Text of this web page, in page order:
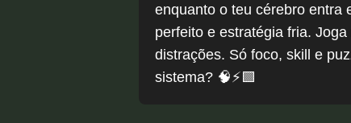
enquanto o teu cérebro entra
perfeito e estratégia fria.
distrações. Só foco, skill e
sistema? 🧠⚡🟩